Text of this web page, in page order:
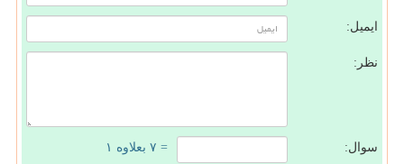
ایمیل:
نظر:
سوال: = ۷ بعلاوه ۱